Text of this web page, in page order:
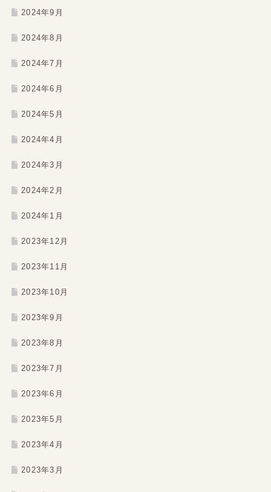
2024年9月
2024年8月
2024年7月
2024年6月
2024年5月
2024年4月
2024年3月
2024年2月
2024年1月
2023年12月
2023年11月
2023年10月
2023年9月
2023年8月
2023年7月
2023年6月
2023年5月
2023年4月
2023年3月